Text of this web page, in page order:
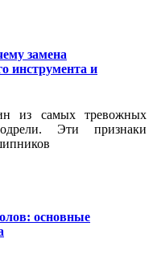
замена
инструмента и
из самых тревожных
Эти признаки
основные